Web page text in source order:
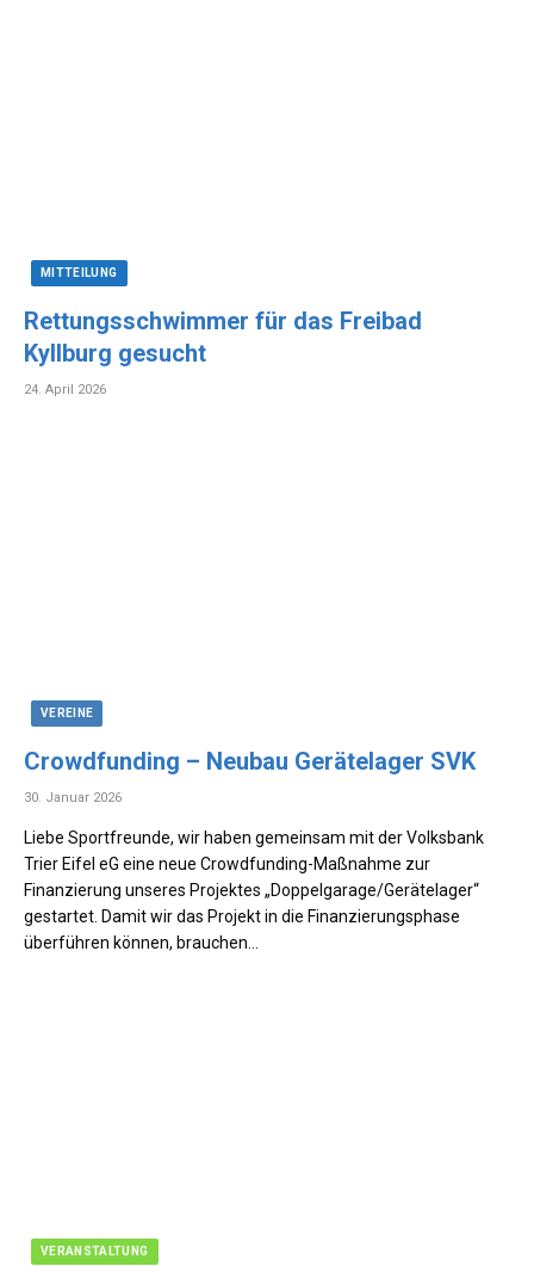
MITTEILUNG
Rettungsschwimmer für das Freibad
Kyllburg gesucht
24. April 2026
VEREINE
Crowdfunding – Neubau Gerätelager SVK
30. Januar 2026
Liebe Sportfreunde, wir haben gemeinsam mit der Volksbank
Trier Eifel eG eine neue Crowdfunding-Maßnahme zur
Finanzierung unseres Projektes „Doppelgarage/Gerätelager“
gestartet. Damit wir das Projekt in die Finanzierungsphase
überführen können, brauchen…
VERANSTALTUNG